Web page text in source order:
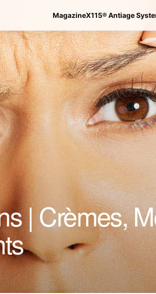
MagazineX115® Antiage
| Crèmes,